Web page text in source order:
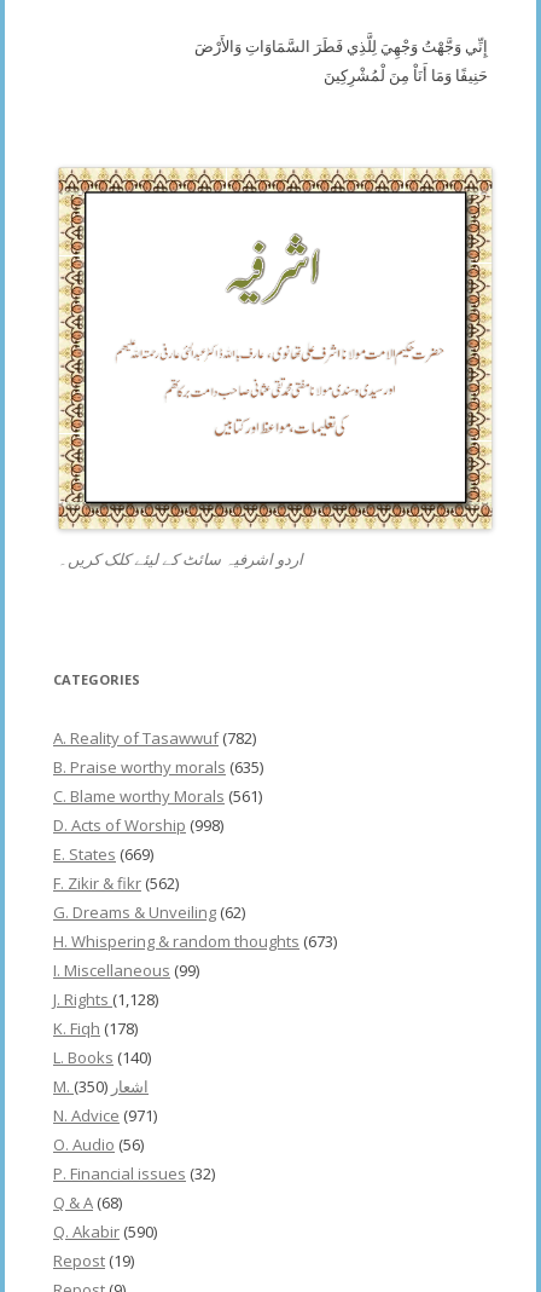
إِنِّي وَجَّهْتُ وَجْهِيَ لِلَّذِي فَطَرَ السَّمَاوَاتِ وَالأَرْضَ
حَنِيفًا وَمَا أَنَاْ مِنَ لْمُشْرِكِينَ
اردو اشرفیہ سائٹ کے لیئے کلک کریں۔
CATEGORIES
A. Reality of Tasawwuf(782)
B. Praise worthy morals (635)
C. Blame worthy Morals (561)
D. Acts of Worship (998)
E. States (669)
F. Zikir & fikr (562)
G. Dreams & Unveiling (62)
H. Whispering & random thoughts (673)
I. Miscellaneous (99)
J. Rights (1,128)
K. Fiqh (178)
L. Books (140)
M. اشعار (350)
N. Advice (971)
O. Audio (56)
P. Financial issues (32)
Q & A (68)
Q. Akabir (590)
Repost (19)